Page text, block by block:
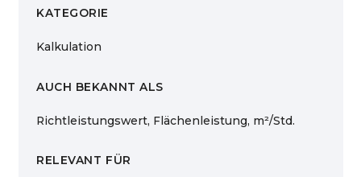
KATEGORIE
Kalkulation
AUCH BEKANNT ALS
Richtleistungswert, Flächenleistung, m²/Std.
RELEVANT FÜR